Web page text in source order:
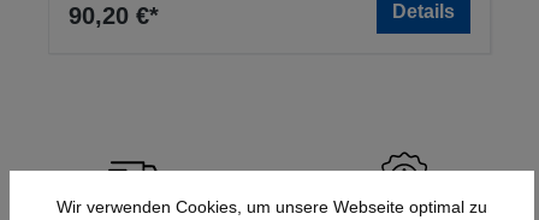
90,20 €* Details
Wir verwenden Cookies, um unsere Webseite optimal zu